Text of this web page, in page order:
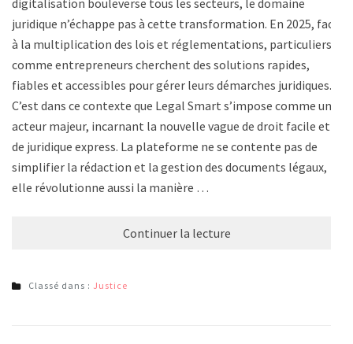
digitalisation bouleverse tous les secteurs, le domaine
juridique n’échappe pas à cette transformation. En 2025, face
à la multiplication des lois et réglementations, particuliers
comme entrepreneurs cherchent des solutions rapides,
fiables et accessibles pour gérer leurs démarches juridiques.
C’est dans ce contexte que Legal Smart s’impose comme un
acteur majeur, incarnant la nouvelle vague de droit facile et
de juridique express. La plateforme ne se contente pas de
simplifier la rédaction et la gestion des documents légaux,
elle révolutionne aussi la manière …
Continuer la lecture
Classé dans : Justice